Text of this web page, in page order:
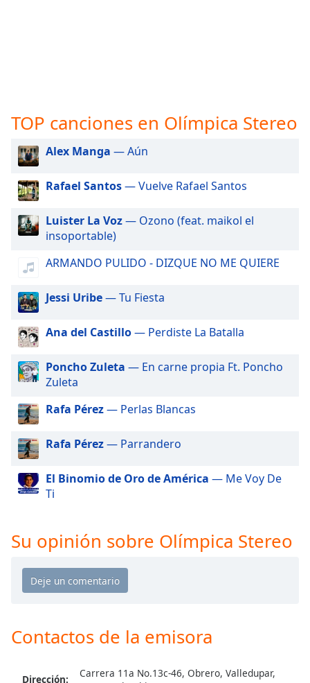
subtitles
selected
Audio
Track
Picture-
in-
Picture
modal
window.
Beginning
window.
Escape
cancel
and
close
Text
Text
Color
TOP canciones en Olímpica Stereo
Alex Manga — Aún
Rafael Santos— Vuelve Rafael Santos
Luister La Voz— Ozono (feat. maikol el
insoportable)
ARMANDO PULIDO - DIZQUE NO ME QUIERE
Jessi Uribe— Tu Fiesta
Ana del Castillo— Perdiste La Batalla
Poncho Zuleta — En carne propia Ft. Poncho
Zuleta
Rafa Pérez— Perlas Blancas
Rafa Pérez— Parrandero
El Binomio de Oro de América — Me Voy De
Ti
Su opinión sobre Olímpica Stereo
Contactos de la emisora
Dirección:
Carrera 11a No.13c-46, Obrero, Valledupar,